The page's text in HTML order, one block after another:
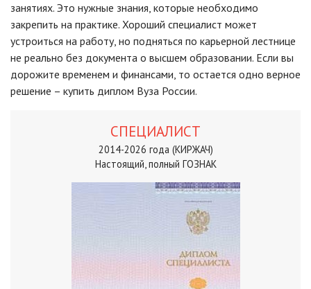
занятиях. Это нужные знания, которые необходимо
закрепить на практике. Хороший специалист может
устроиться на работу, но подняться по карьерной лестнице
не реально без документа о высшем образовании. Если вы
дорожите временем и финансами, то остается одно верное
решение – купить диплом Вуза России.
СПЕЦИАЛИСТ
2014-2026 года (КИРЖАЧ)
Настоящий, полный ГОЗНАК